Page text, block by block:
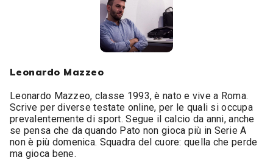
Leonardo Mazzeo
Leonardo Mazzeo, classe 1993, è nato e vive a Roma.
Scrive per diverse testate online, per le quali si occupa
prevalentemente di sport. Segue il calcio da anni, anche
se pensa che da quando Pato non gioca più in Serie A
non è più domenica. Squadra del cuore: quella che perde
ma gioca bene.